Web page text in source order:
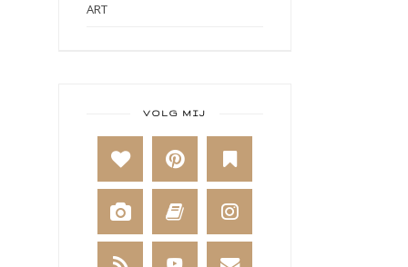
ART
BAKKEN
BEESTENBOEL
BOEKEN
BREIEN
VOLG MIJ